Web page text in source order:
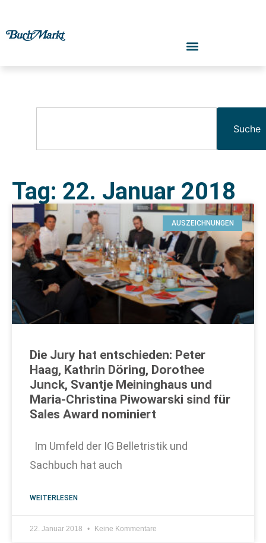
Suche
Tag: 22. Januar 2018
AUSZEICHNUNGEN
Die Jury hat entschieden: Peter
Haag, Kathrin Döring, Dorothee
Junck, Svantje Meininghaus und
Maria-Christina Piwowarski sind für
Sales Award nominiert
Im Umfeld der IG Belletristik und
Sachbuch hat auch
WEITERLESEN
22. Januar 2018 Keine Kommentare